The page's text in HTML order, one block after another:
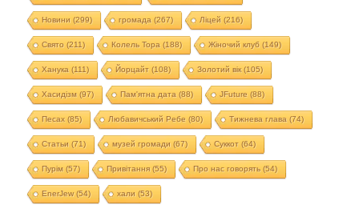
Новини (299) громада (267) Ліцей (216)
Свято (211) Колель Тора (188) Жіночий клуб (149)
Ханука (111) Йорцайт (108) Золотий вік(105)
Хасидізм (97) Пам'ятна дата (88) JFuture (88)
Песах(85) Любавичський Ребе (80) Тижнева глава (74)
Статьи (71) музей громади (67) Суккот (64)
Пурім (57) Привітання(55) Про нас говорять (54)
EnerJew(54) хали (53)